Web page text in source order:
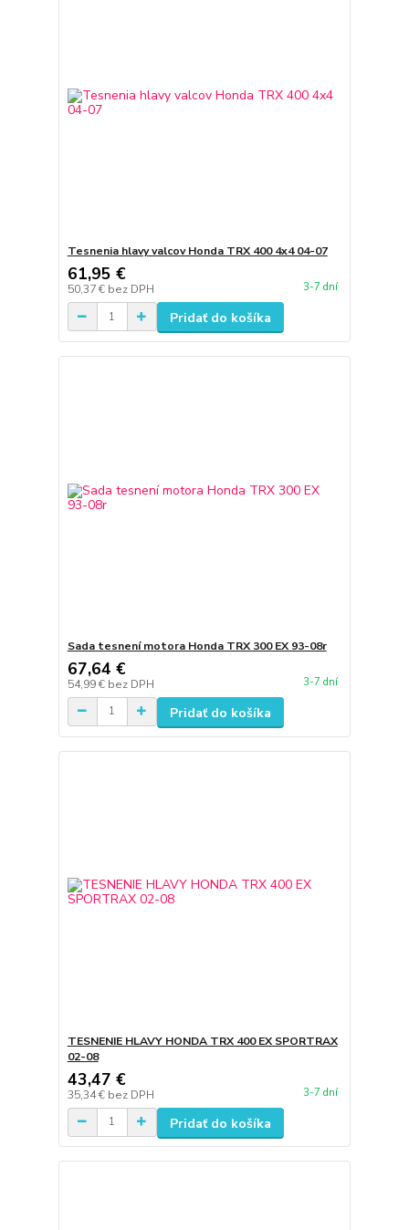
Tesnenia hlavy valcov Honda TRX 400 4x4 04-07
61,95 €
50,37 € bez DPH 3-7 dní
Pridať do košíka
Sada tesnení motora Honda TRX 300 EX 93-08r
67,64 €
54,99 € bez DPH 3-7 dní
Pridať do košíka
TESNENIE HLAVY HONDA TRX 400 EX SPORTRAX
02-08
43,47 €
35,34 € bez DPH 3-7 dní
Pridať do košíka